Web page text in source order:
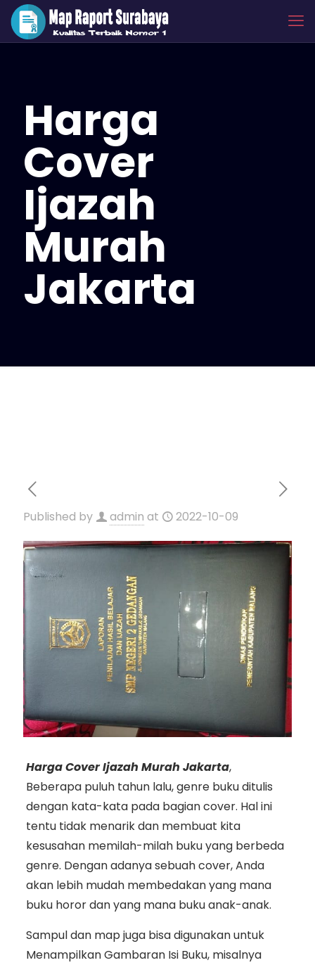
Harga
Cover
Ijazah
Murah
Jakarta
Published by admin at 2022-10-09
Harga Cover Ijazah Murah Jakarta,
Beberapa puluh tahun lalu, genre buku ditulis
dengan kata-kata pada bagian cover. Hal ini
tentu tidak menarik dan membuat kita
kesusahan memilah-milah buku yang berbeda
genre. Dengan adanya sebuah cover, Anda
akan lebih mudah membedakan yang mana
buku horor dan yang mana buku anak-anak.
Sampul dan map juga bisa digunakan untuk
Menampilkan Gambaran Isi Buku, misalnya